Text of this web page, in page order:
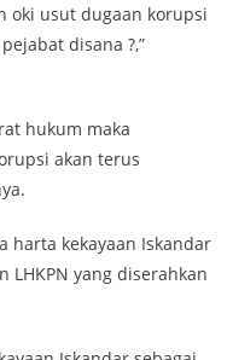
oki usut dugaan korupsi
disana ?,”
hukum maka
akan terus
harta kekayaan Iskandar
LHKPN yang diserahkan